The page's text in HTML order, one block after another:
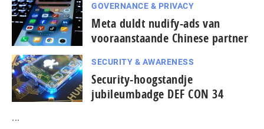
GOVERNANCE & PRIVACY
Meta duldt nudify-ads van
vooraanstaande Chinese partner
SECURITY & AWARENESS
Security-hoogstandje
jubileumbadge DEF CON 34
...